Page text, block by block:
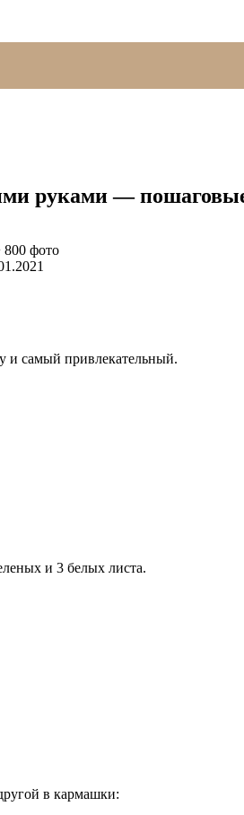
руками —
и самый привлекательный.
и 3 белых листа.
в кармашки: